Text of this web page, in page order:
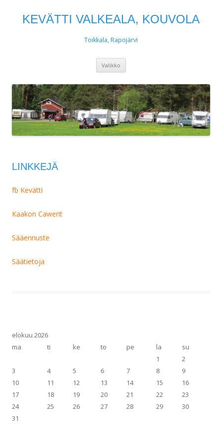
KEVÄTTI VALKEALA, KOUVOLA
Toikkala, Rapojärvi
Valikko
LINKKEJÄ
fb Kevätti
Kaakon Cawerit
Sääennuste
Säätietoja
elokuu 2026
ma
ti ke to pe la
su
1
2
3
4 5 6 7 8
9
10
11 12 13 14 15
16
17
18 19 20 21 22
23
24
25 26 27 28 29
30
31